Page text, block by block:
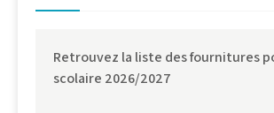
Retrouvez la liste des fournitures
scolaire 2026/2027